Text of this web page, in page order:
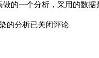
的一个分析，采用的数
的分析已关闭评论